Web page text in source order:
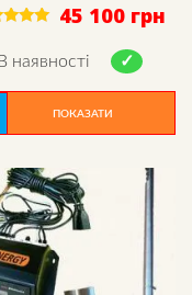
of 5
45 100 грн
В наявності
ПОКАЗАТИ